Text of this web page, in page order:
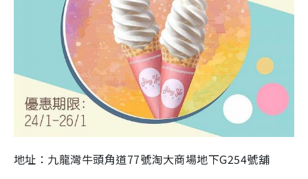
地址：九龍灣牛頭角道77號淘大商場地下G254號舖